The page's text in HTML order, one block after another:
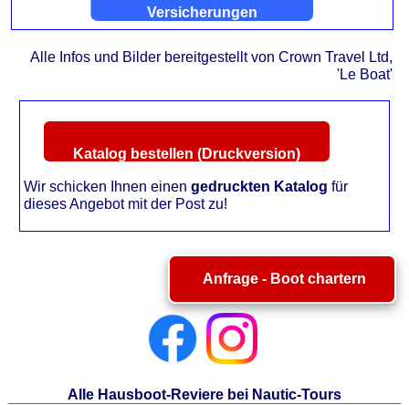
Versicherungen
Alle Infos und Bilder bereitgestellt von Crown Travel Ltd,
'Le Boat'
Katalog bestellen (Druckversion)
Wir schicken Ihnen einen gedruckten Katalog für
dieses Angebot mit der Post zu!
Anfrage - Boot chartern
Alle Hausboot-Reviere bei Nautic-Tours